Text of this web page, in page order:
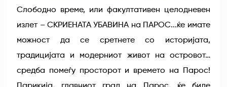
Слободно време, или факултативен целодневен
излет – СКРИЕНАТА УБАВИНА на ПАРОС...ќе имате
можност да се сретнете со историјата,
традицијата и модерниот живот на островот…
средба помеѓу просторот и времето на Парос!